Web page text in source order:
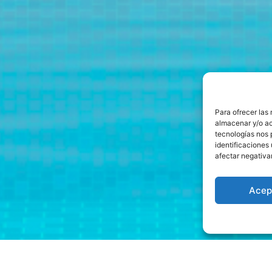
Para ofrecer las
almacenar y/o
tecnologías nos
identificaciones
afectar